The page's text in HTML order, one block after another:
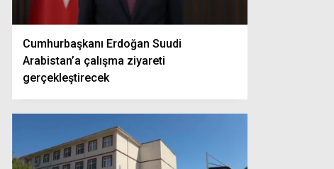
Cumhurbaşkanı Erdoğan Suudi
Arabistan’a çalışma ziyareti
gerçekleştirecek